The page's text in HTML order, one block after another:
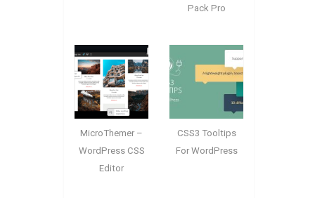
Pack Pro
MicroThemer –
WordPress CSS
Editor
CSS3 Tooltips
For WordPress